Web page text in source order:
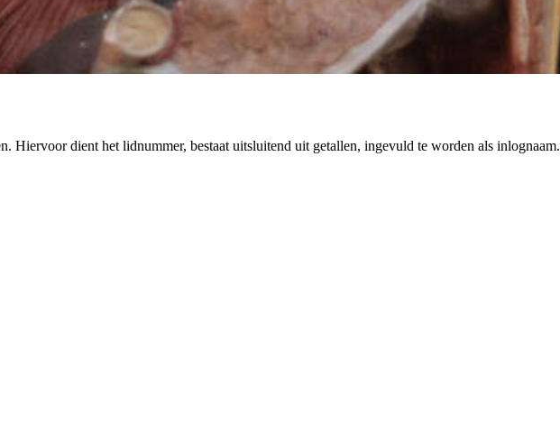
dient het lidnummer, bestaat uitsluitend uit getallen, ingevuld te worden als inlognaam.